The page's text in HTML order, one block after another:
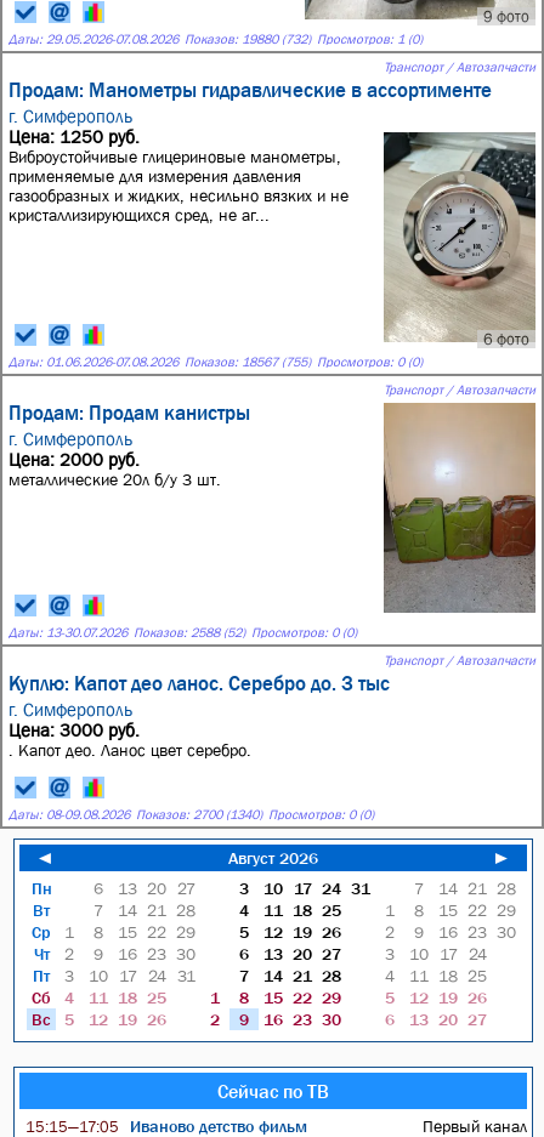
9 фото
Даты: 29.05.2026-07.08.2026 Показов: 19880 (732) Просмотров: 1 (0)
Транспорт / Автозапчасти
Продам: Манометры гидравлические в ассортименте
г. Симферополь
6 фото
Цена: 1250 руб.
Виброустойчивые глицериновые манометры,
применяемые для измерения давления
газообразных и жидких, несильно вязких и не
кристаллизирующихся сред, не аг...
Даты: 01.06.2026-07.08.2026 Показов: 18567 (755) Просмотров: 0 (0)
Транспорт / Автозапчасти
Продам: Продам канистры
г. Симферополь
Цена: 2000 руб.
металлические 20л б/у 3 шт.
Даты: 13-30.07.2026 Показов: 2588 (52) Просмотров: 0 (0)
Транспорт / Автозапчасти
Куплю: Капот део ланос. Серебро до. 3 тыс
г. Симферополь
Цена: 3000 руб.
. Капот део. Ланос цвет серебро.
Даты: 08-09.08.2026 Показов: 2700 (1340) Просмотров: 0 (0)
◄ Август 2026
►
Пн
Вт
Ср
Чт
Пт
Сб
Вс
6 13 20
27
7
14 21
28
1
8 15 22 29
2
9 16 23 30
3
10 17 24 31
4
11 18 25
5
12 19 26
3 10 17 24 31
4
11 18 25
5
12 19 26
6
13 20 27
7
14 21
28
1
8 15 22 29
2
9 16 23 30
7 14 21
28
1
8 15 22 29
2
9 16 23 30
3
10 17
24
4
11 18 25
5
12 19 26
6
13 20 27
Сейчас по ТВ
15:15—17:05 Иваново детство фильм Первый канал